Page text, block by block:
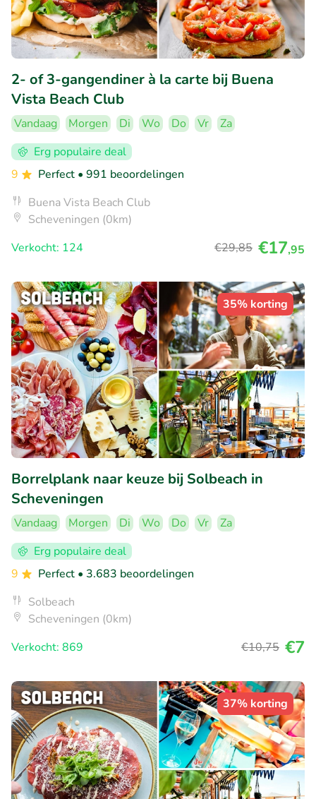
2- of 3-gangendiner à la carte bij Buena
Vista Beach Club
Vandaag Morgen Di Wo Do Vr
Za
Erg populaire deal
9
Perfect • 991 beoordelingen
Buena Vista Beach Club
Scheveningen (0km)
Verkocht: 124
€29,85 €17,95
35% korting
Borrelplank naar keuze bij Solbeach in
Scheveningen
Vandaag Morgen Di Wo Do Vr
Za
Erg populaire deal
9
Perfect • 3.683 beoordelingen
Solbeach
Scheveningen (0km)
Verkocht: 869
€10,75 €7
37% korting